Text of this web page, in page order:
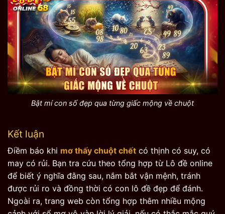
Bật mí con số đẹp qua từng giấc mộng về chuột
Kết luận
Điềm báo khi mơ thấy chuột chết có thịnh có suy, có
may có rủi. Bạn tra cứu theo tổng hợp từ Lô đề online
để biết ý nghĩa đằng sau, nắm bắt vận mệnh, tránh
được rủi ro và đồng thời có con lô đề đẹp để đánh.
Ngoài ra, trang web còn tổng hợp thêm nhiều mộng